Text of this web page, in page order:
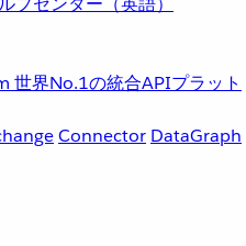
世界No.1の統合APIプラット
Connector DataGraph